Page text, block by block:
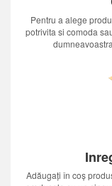
Pentru a alege
potrivita si comoda
Adăugați în coș